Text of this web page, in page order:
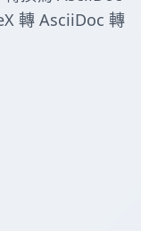
轉 AsciiDoc 轉